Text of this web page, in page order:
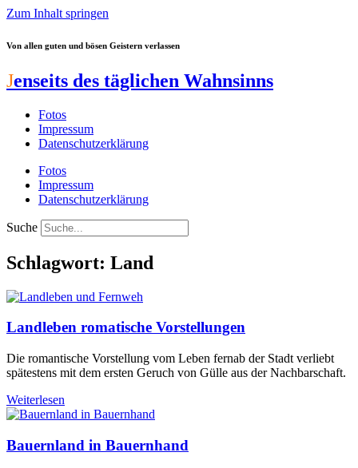
Zum Inhalt springen
Von allen guten und bösen Geistern verlassen
Jenseits des täglichen Wahnsinns
Fotos
Impressum
Datenschutzerklärung
Fotos
Impressum
Datenschutzerklärung
Suche
Schlagwort: Land
Landleben romatische Vorstellungen
Die romantische Vorstellung vom Leben fernab der Stadt verliebt
spätestens mit dem ersten Geruch von Gülle aus der Nachbarschaft.
Weiterlesen
Bauernland in Bauernhand